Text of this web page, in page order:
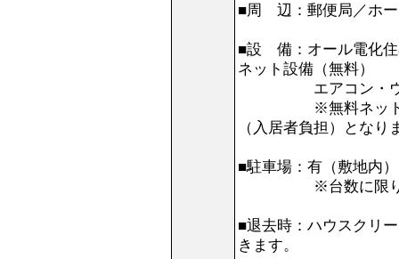
■周 辺：郵便局／ホ
■設 備：オール電化住
ネット設備（無料）
エアコン・ウォシ
※無料ネット利用
（入居者負担）となり
■駐車場：有（敷地内
※台数に限りがあ
■退去時：ハウスクリ
きます。